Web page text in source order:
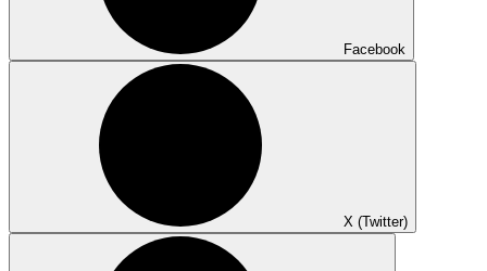
Facebook
X (Twitter)